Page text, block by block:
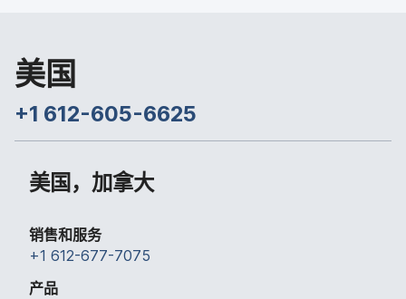
美国
+1 612-605-6625
美国，​加拿​大
销售​和​服务
+1 612-677-7075
产品